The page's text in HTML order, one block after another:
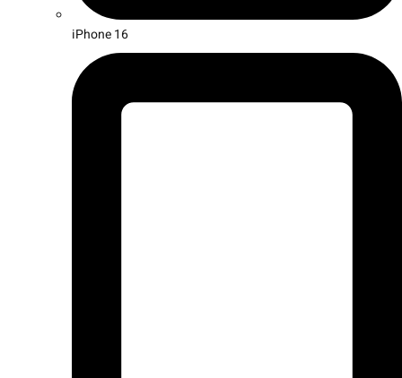
iPhone 16